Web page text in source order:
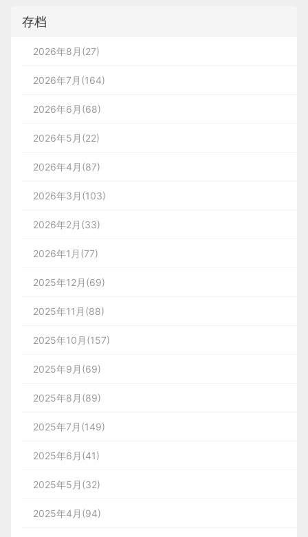
存档
2026年8月(27)
2026年7月(164)
2026年6月(68)
2026年5月(22)
2026年4月(87)
2026年3月(103)
2026年2月(33)
2026年1月(77)
2025年12月(69)
2025年11月(88)
2025年10月(157)
2025年9月(69)
2025年8月(89)
2025年7月(149)
2025年6月(41)
2025年5月(32)
2025年4月(94)